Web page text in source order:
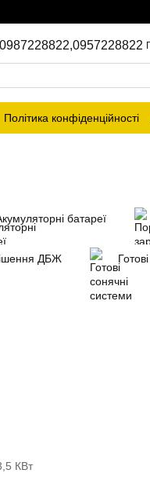
0987228822,0957228822
Політика конфіденційності
батареї
ДБЖ